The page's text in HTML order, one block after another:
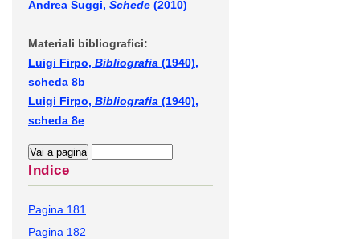
Andrea Suggi, Schede (2010)
Materiali bibliografici:
Luigi Firpo, Bibliografia (1940),
scheda 8b
Luigi Firpo, Bibliografia (1940),
scheda 8e
Indice
Pagina 181
Pagina 182